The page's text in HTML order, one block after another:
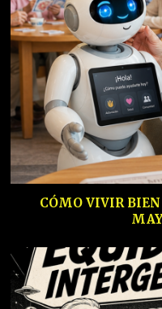
CÓMO VIVIR